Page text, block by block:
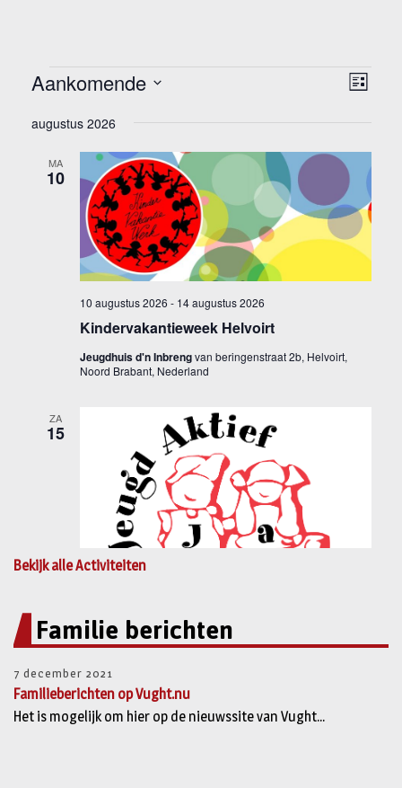
Bekijk alle Activiteiten
Familie berichten
7 december 2021
Familieberichten op Vught.nu
Het is mogelijk om hier op de nieuwssite van Vught...